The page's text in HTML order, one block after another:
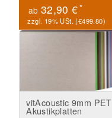
ab 32,90 €*
zzgl. 19% USt. (€499.80)
vitAcoustic 9mm PET
Akustikplatten